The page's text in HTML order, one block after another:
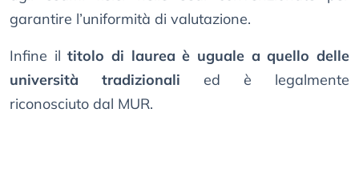
garantire l’uniformità di valutazione.
Infine iltitolo di laurea è uguale a quello delle
università tradizionali ed è legalmente
riconosciuto dal MUR.